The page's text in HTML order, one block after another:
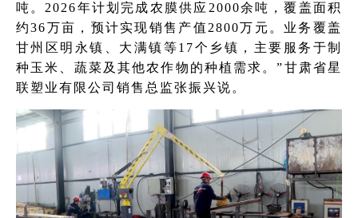
吨。2026年计划完成农膜供应2000余吨，覆盖面积
约36万亩，预计实现销售产值2800万元。业务覆盖
甘州区明永镇、大满镇等17个乡镇，主要服务于制
种玉米、蔬菜及其他农作物的种植需求。”甘肃省星
联塑业有限公司销售总监张振兴说。